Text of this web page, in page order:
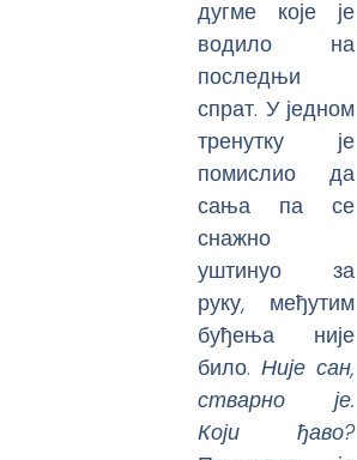
дугме које је
водило на
последњи
спрат. У једном
тренутку је
помислио да
сања па се
снажно
уштинуо за
руку, међутим
буђења није
било.Није сан,
стварно је.
Који ђаво?